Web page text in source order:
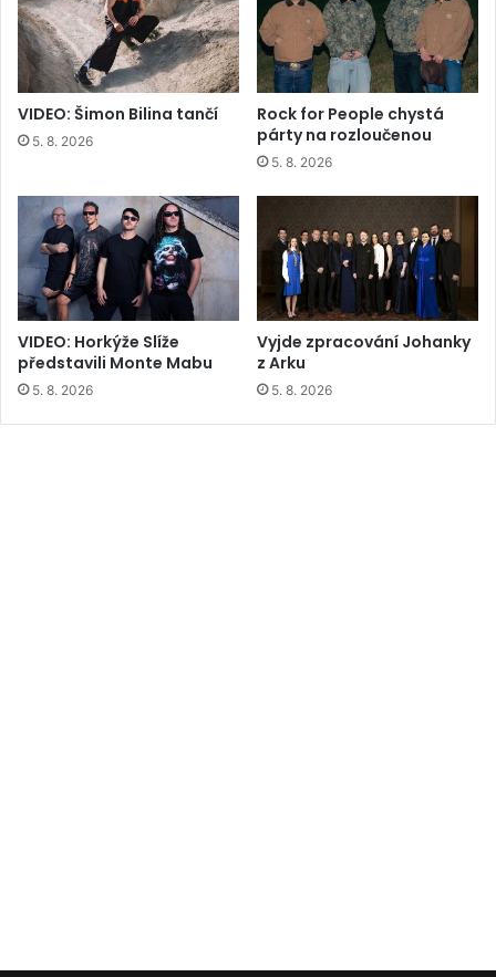
VIDEO: Šimon Bilina tančí
5. 8. 2026
Rock for People chystá
párty na rozloučenou
5. 8. 2026
VIDEO: Horkýže Slíže
představili Monte Mabu
5. 8. 2026
Vyjde zpracování Johanky
z Arku
5. 8. 2026